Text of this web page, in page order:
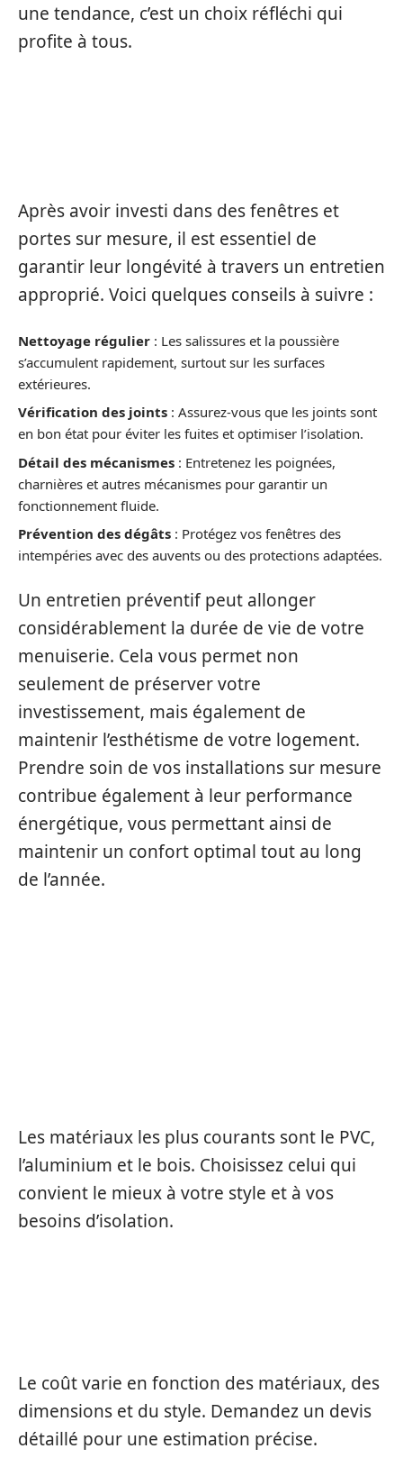
une tendance, c’est un choix réfléchi qui
profite à tous.
Après avoir investi dans des fenêtres et
portes sur mesure, il est essentiel de
garantir leur longévité à travers un entretien
approprié. Voici quelques conseils à suivre :
Nettoyage régulier : Les salissures et la poussière
s’accumulent rapidement, surtout sur les surfaces
extérieures.
Vérification des joints : Assurez-vous que les joints sont
en bon état pour éviter les fuites et optimiser l’isolation.
Détail des mécanismes : Entretenez les poignées,
charnières et autres mécanismes pour garantir un
fonctionnement fluide.
Prévention des dégâts : Protégez vos fenêtres des
intempéries avec des auvents ou des protections adaptées.
Un entretien préventif peut allonger
considérablement la durée de vie de votre
menuiserie. Cela vous permet non
seulement de préserver votre
investissement, mais également de
maintenir l’esthétisme de votre logement.
Prendre soin de vos installations sur mesure
contribue également à leur performance
énergétique, vous permettant ainsi de
maintenir un confort optimal tout au long
de l’année.
Les matériaux les plus courants sont le PVC,
l’aluminium et le bois. Choisissez celui qui
convient le mieux à votre style et à vos
besoins d’isolation.
Le coût varie en fonction des matériaux, des
dimensions et du style. Demandez un devis
détaillé pour une estimation précise.